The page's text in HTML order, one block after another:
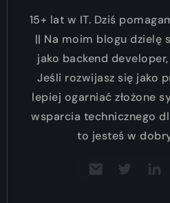
15+ lat w IT. Dziś
|| Na moim blogu dzielę
jako backend
Jeśli rozwijasz się jako
lepiej ogarniać złożone
wsparcia technicznego
to jesteś w